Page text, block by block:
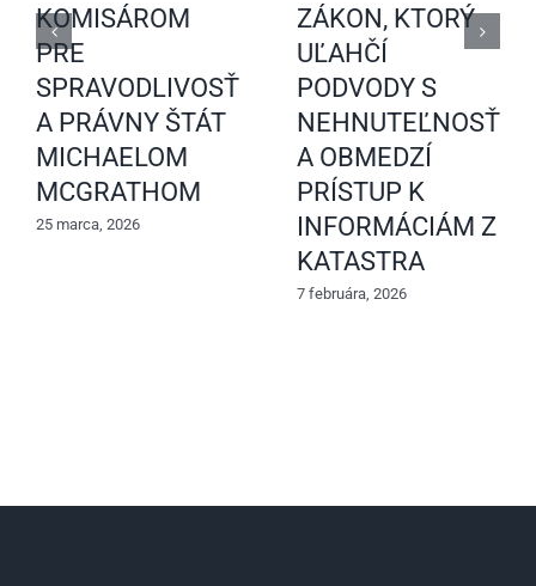
KOMISÁROM
PRE
SPRAVODLIVOSŤ
A PRÁVNY ŠTÁT
MICHAELOM
MCGRATHOM
25 marca, 2026
ZÁKON, KTORÝ
UĽAHČÍ
PODVODY S
A OBMEDZÍ
PRÍSTUP K
INFORMÁCIÁM Z
KATASTRA
7 februára, 2026